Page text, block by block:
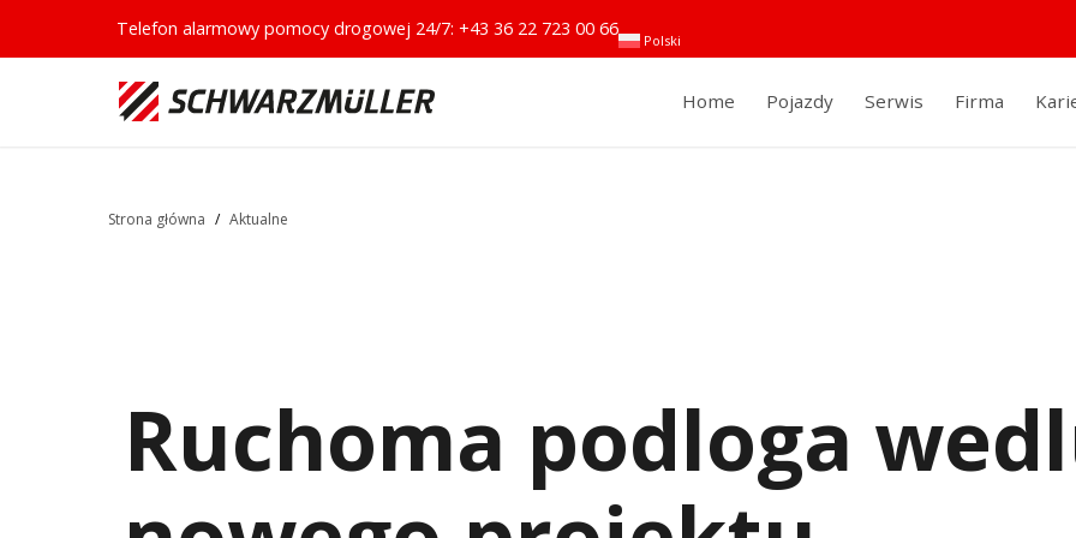
Polski
Telefon alarmowy pomocy drogowej 24/7: +43 36 22 723 00 66
Home Pojazdy Serwis Firma
Strona główna / Aktualne
Ruchoma podloga